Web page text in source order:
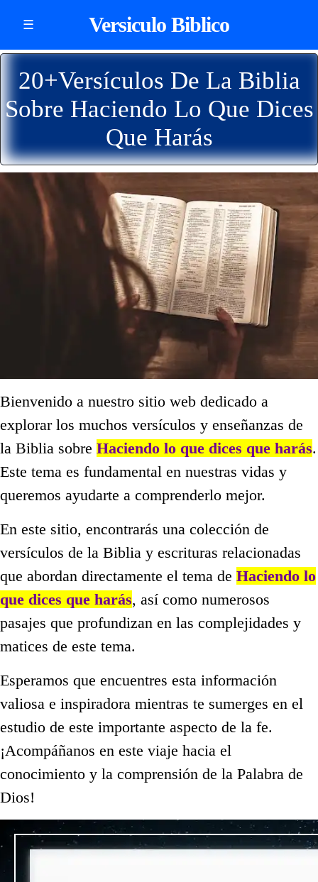
☰ Versiculo Biblico
20+Versículos De La Biblia
Sobre Haciendo Lo Que Dices
Que Harás
Bienvenido a nuestro sitio web dedicado a
explorar los muchos versículos y enseñanzas de
la Biblia sobre Haciendo lo que dices que harás.
Este tema es fundamental en nuestras vidas y
queremos ayudarte a comprenderlo mejor.
En este sitio, encontrarás una colección de
versículos de la Biblia y escrituras relacionadas
que abordan directamente el tema de Haciendo lo
que dices que harás, así como numerosos
pasajes que profundizan en las complejidades y
matices de este tema.
Esperamos que encuentres esta información
valiosa e inspiradora mientras te sumerges en el
estudio de este importante aspecto de la fe.
¡Acompáñanos en este viaje hacia el
conocimiento y la comprensión de la Palabra de
Dios!